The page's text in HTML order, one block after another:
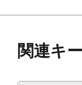
なります。
・当店お
関連キ